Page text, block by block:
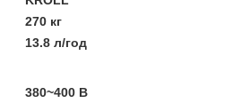
270 кг
13.8 л/год
380~400 В